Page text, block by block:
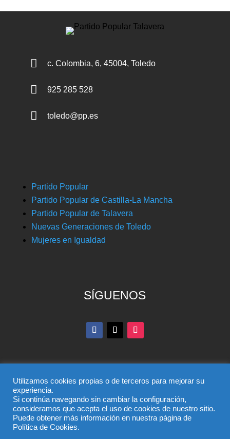
 c. Colombia, 6, 45004, Toledo
 925 285 528
 toledo@pp.es
Partido Popular
Partido Popular de Castilla-La Mancha
Partido Popular de Talavera
Nuevas Generaciones de Toledo
Mujeres en Igualdad
SÍGUENOS
© Partido Popular de Toledo – C/ Colombia, 6, 45004,
Toledo, Teléfono 925 285 528
El uso de este sitio implica la aceptación del
Utilizamos cookies propias o de terceros para mejorar su
experiencia.
Si continúa navegando sin cambiar la configuración,
consideramos que acepta el uso de cookies de nuestro sitio.
Puede obtener más información en nuestra página de
Política de Cookies.